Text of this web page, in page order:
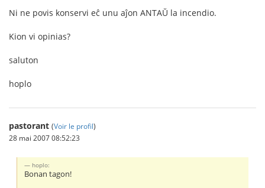
Ni ne povis konservi eĉ unu aĵon ANTAŬ la incendio.
Kion vi opinias?
saluton
hoplo
pastorant (Voir le profil)
28 mai 2007 08:52:23
hoplo:
Bonan tagon!